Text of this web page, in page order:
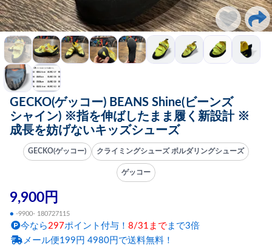
GECKO(ゲッコー) BEANS Shine(ビーンズ
シャイン) ※指を伸ばしたまま履く新設計 ※
成長を妨げないキッズシューズ
GECKO(ゲッコー) クライミングシューズ ボルダリングシューズ
ゲッコー
9,900円
● -9900- 180727115
今なら 297ポイント付与！ 8/31まで まで3倍
メール便199円 4980円で送料無料！